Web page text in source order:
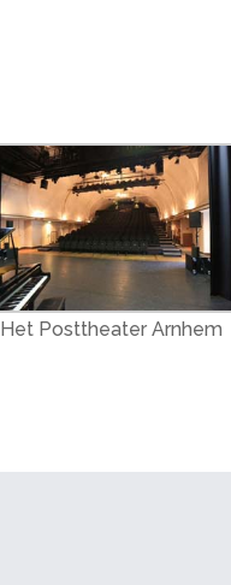
Het Posttheater Arnhem